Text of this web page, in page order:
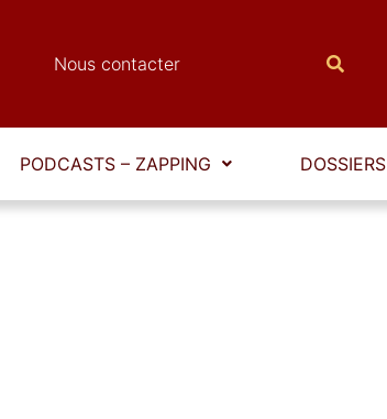
Nous contacter
PODCASTS – ZAPPING DOSSIERS